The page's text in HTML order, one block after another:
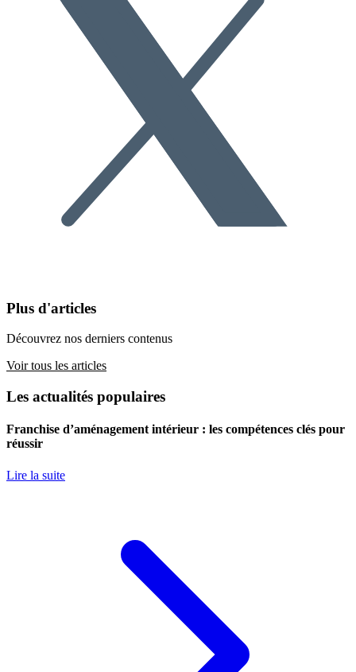
Plus d'articles
Découvrez nos derniers contenus
Voir tous les articles
Les actualités populaires
Franchise d’aménagement intérieur : les compétences clés pour
réussir
Lire la suite